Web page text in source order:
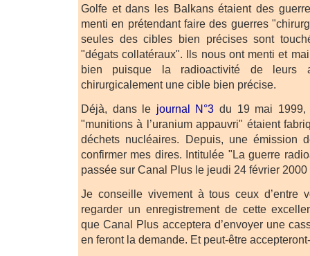
Golfe et dans les Balkans étaient des
menti en prétendant faire des guerres
seules des cibles bien précises sont
"dégats collatéraux". Ils nous ont menti et
bien puisque la radioactivité de leurs
chirurgicalement une cible bien précise.
Déjà, dans le journal N°3 du 19 mai 1999,
"munitions à l’uranium appauvri" étaient
déchets nucléaires. Depuis, une émission
confirmer mes dires. Intitulée "La guerre
passée sur Canal Plus le jeudi 24 février 2000
Je conseille vivement à tous ceux d’entre
regarder un enregistrement de cette
que Canal Plus acceptera d’envoyer une
en feront la demande. Et peut-être